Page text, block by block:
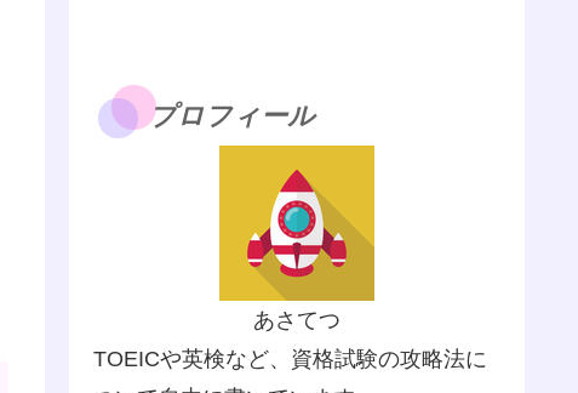
プロフィール
あさてつ
TOEICや英検など、資格試験の攻略法に